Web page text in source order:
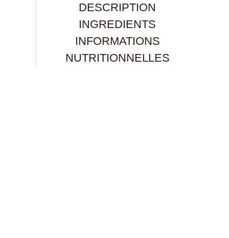
DESCRIPTION
INGREDIENTS
INFORMATIONS
NUTRITIONNELLES